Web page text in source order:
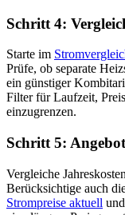
Schritt 4:
Starte im
Prüfe, ob separate
ein günstiger
Filter für Laufzeit,
einzugrenzen.
Schritt 5:
Vergleiche
Berücksichtige auch
Strompreise aktuell und